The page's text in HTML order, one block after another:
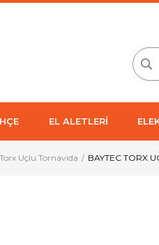
EL ALETLERİ
Torx Uçlu Tornavida BAYTEC TORX